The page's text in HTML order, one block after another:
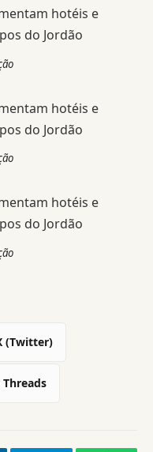
(Twitter)